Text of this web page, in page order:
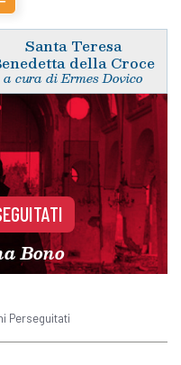
Santa Teresa
della Croce
a cura di Ermes Dovico
Bono
Perseguitati